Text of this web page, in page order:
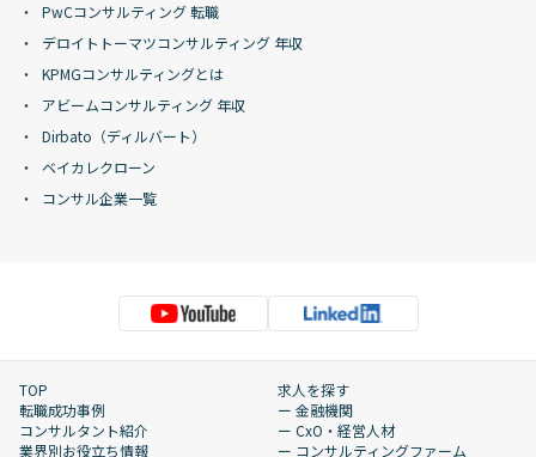
PwCコンサルティング 転職
デロイトトーマツコンサルティング 年収
KPMGコンサルティングとは
アビームコンサルティング 年収
Dirbato（ディルバート）
ベイカレクローン
コンサル企業一覧
TOP
転職成功事例
コンサルタント紹介
業界別お役立ち情報
求人を探す
ー 金融機関
ー CxO・経営人材
ー コンサルティングファーム